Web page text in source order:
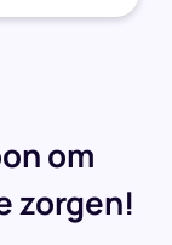
om
zorgen!